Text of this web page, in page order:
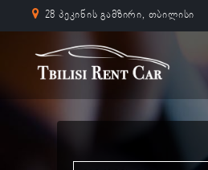
28 პეკინის გამზირი, თბილისი